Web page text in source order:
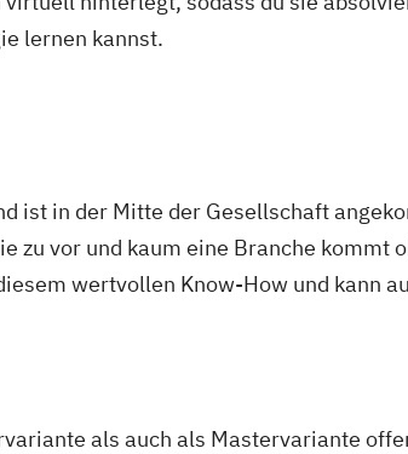
lernen kannst.
ist in der Mitte der Gesellschaft
vor und kaum eine Branche kommt
wertvollen Know-How und kann
als auch als Mastervariante